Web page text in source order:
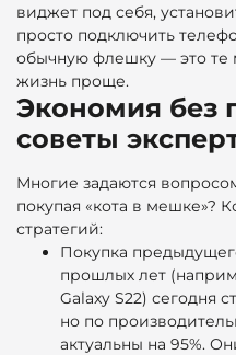
виджет под себя,
просто подключить
обычную флешку — это те
жизнь проще.
Экономия без
советы
Многие задаются
покупая «кота в мешке»?
стратегий:
Покупка
прошлых лет
Galaxy S22) сегодня
но по
актуальны на 95%.